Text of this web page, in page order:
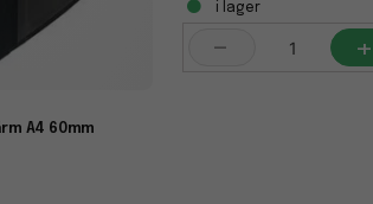
A4 60mm
i lager
- +